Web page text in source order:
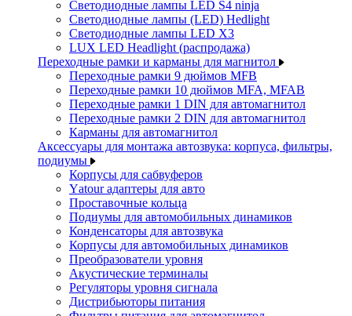
Светодиодные лампы LED S4 ninja
Светодиодные лампы (LED) Hedlight
Светодиодные лампы LED X3
LUX LED Headlight (распродажа)
Переходные рамки и карманы для магнитол
Переходные рамки 9 дюймов MFB
Переходные рамки 10 дюймов MFA, MFAB
Переходные рамки 1 DIN для автомагнитол
Переходные рамки 2 DIN для автомагнитол
Карманы для автомагнитол
Аксессуары для монтажа автозвука: корпуса, фильтры,
подиумы
Корпусы для сабвуферов
Yаtour адаптеры для авто
Проставочные кольца
Подиумы для автомобильных динамиков
Конденсаторы для автозвука
Корпусы для автомобильных динамиков
Преобразователи уровня
Акустические терминалы
Регуляторы уровня сигнала
Дистрибьюторы питания